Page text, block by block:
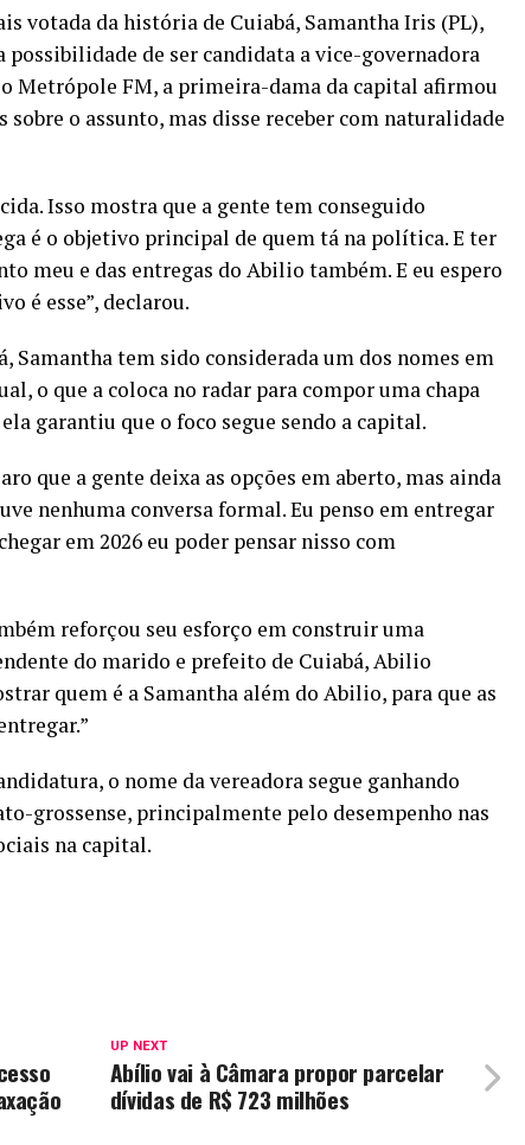
votada da história de Cuiabá, Samantha Iris (PL),
possibilidade de ser candidata a vice-governadora
Metrópole FM, a primeira-dama da capital afirmou
o assunto, mas disse receber com naturalidade
Isso mostra que a gente tem conseguido
é o objetivo principal de quem tá na política. E ter
meu e das entregas do Abilio também. E eu espero
é esse”, declarou.
tem sido considerada um dos nomes em
o que a coloca no radar para compor uma chapa
garantiu que o foco segue sendo a capital.
que a gente deixa as opções em aberto, mas ainda
nenhuma conversa formal. Eu penso em entregar
em 2026 eu poder pensar nisso com
reforçou seu esforço em construir uma
do marido e prefeito de Cuiabá, Abilio
quem é a Samantha além do Abilio, para que as
o nome da vereadora segue ganhando
grossense, principalmente pelo desempenho nas
na capital.
UP NEXT
Abílio vai à Câmara propor parcelar
dívidas de R$ 723 milhões